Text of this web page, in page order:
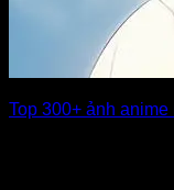
Top 300+ ảnh